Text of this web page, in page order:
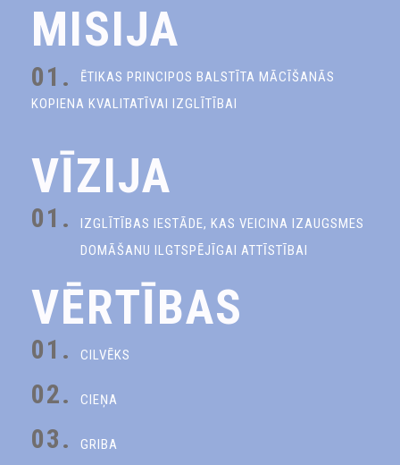
MISIJA
01.
ĒTIKAS PRINCIPOS BALSTĪTA MĀCĪŠANĀS
KOPIENA KVALITATĪVAI IZGLĪTĪBAI
VĪZIJA
01.
IZGLĪTĪBAS IESTĀDE, KAS VEICINA IZAUGSMES
DOMĀŠANU ILGTSPĒJĪGAI ATTĪSTĪBAI
VĒRTĪBAS
01. CILVĒKS
02. CIEŅA
03. GRIBA